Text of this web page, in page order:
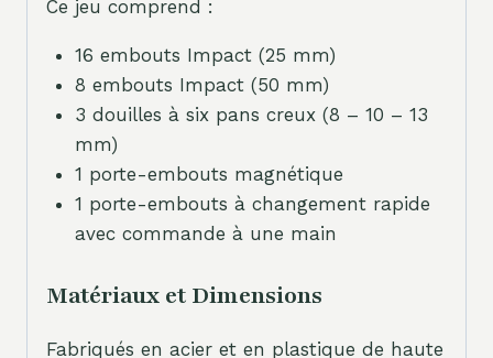
Ce jeu comprend :
16 embouts Impact (25 mm)
8 embouts Impact (50 mm)
3 douilles à six pans creux (8 – 10 – 13
mm)
1 porte-embouts magnétique
1 porte-embouts à changement rapide
avec commande à une main
Matériaux et Dimensions
Fabriqués en acier et en plastique de haute